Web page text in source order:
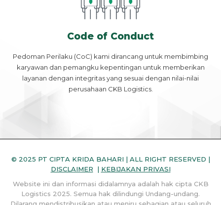
Code of Conduct
Pedoman Perilaku (CoC) kami dirancang untuk membimbing
karyawan dan pemangku kepentingan untuk memberikan
layanan dengan integritas yang sesuai dengan nilai-nilai
perusahaan CKB Logistics.
© 2025 PT CIPTA KRIDA BAHARI | ALL RIGHT RESERVED |
DISCLAIMER | KEBIJAKAN PRIVASI
Website ini dan informasi didalamnya adalah hak cipta CKB
Logistics 2025. Semua hak dilindungi Undang-undang.
Dilarang mendistribusikan atau meniru sebagian atau seluruh